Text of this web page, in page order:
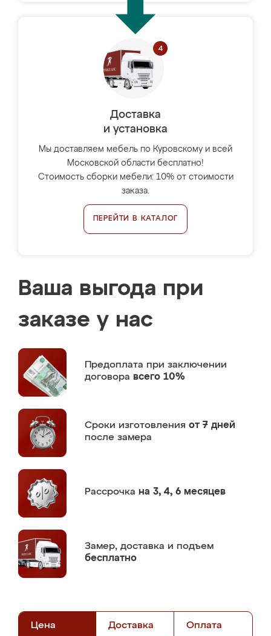
Доставка
и установка
Мы доставляем мебель по Куровскому и всей
Московской области бесплатно!
Стоимость сборки мебели: 10% от стоимости
заказа.
ПЕРЕЙТИ В КАТАЛОГ
Ваша выгода при
заказе у нас
Предоплата при заключении
договора всего 10%
Сроки изготовления от 7 дней
после замера
Рассрочка на 3, 4, 6 месяцев
Замер, доставка и подъем
бесплатно
Цена Доставка Оплата